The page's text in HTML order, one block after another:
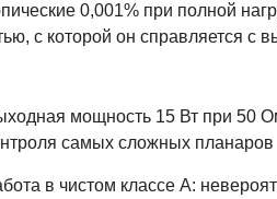
0,001% при полной
с которой он справляется с
мощность 15 Вт при 50
самых сложных планаров
в чистом классе А: